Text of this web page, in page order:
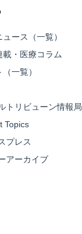
ース（一覧）
載・医療コラム
一覧）
トリビューン情報局
Topics
プレス
アーカイブ